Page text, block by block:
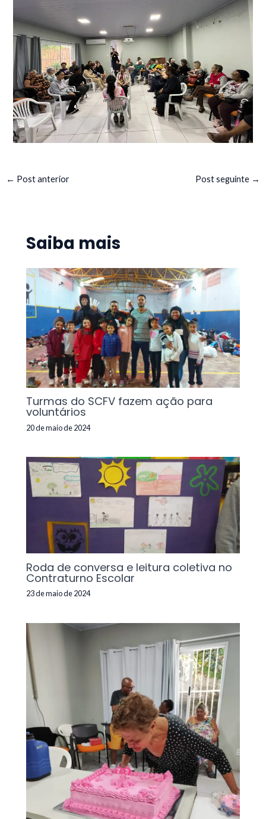
← Post anterior Post seguinte →
Saiba mais
Turmas do SCFV fazem ação para
voluntários
20 de maio de 2024
Roda de conversa e leitura coletiva no
Contraturno Escolar
23 de maio de 2024